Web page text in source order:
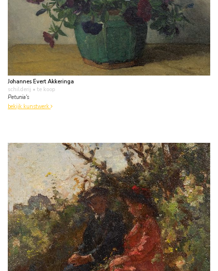
Johannes Evert Akkeringa
schilderij • te koop
Petunia's
bekijk kunstwerk